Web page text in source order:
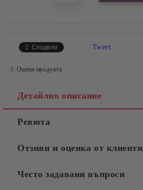
Сподели Tweet
Оцени продукта
Детайлно описание
Ревюта
Отзиви и оценка от клиенти
Често задавани въпроси